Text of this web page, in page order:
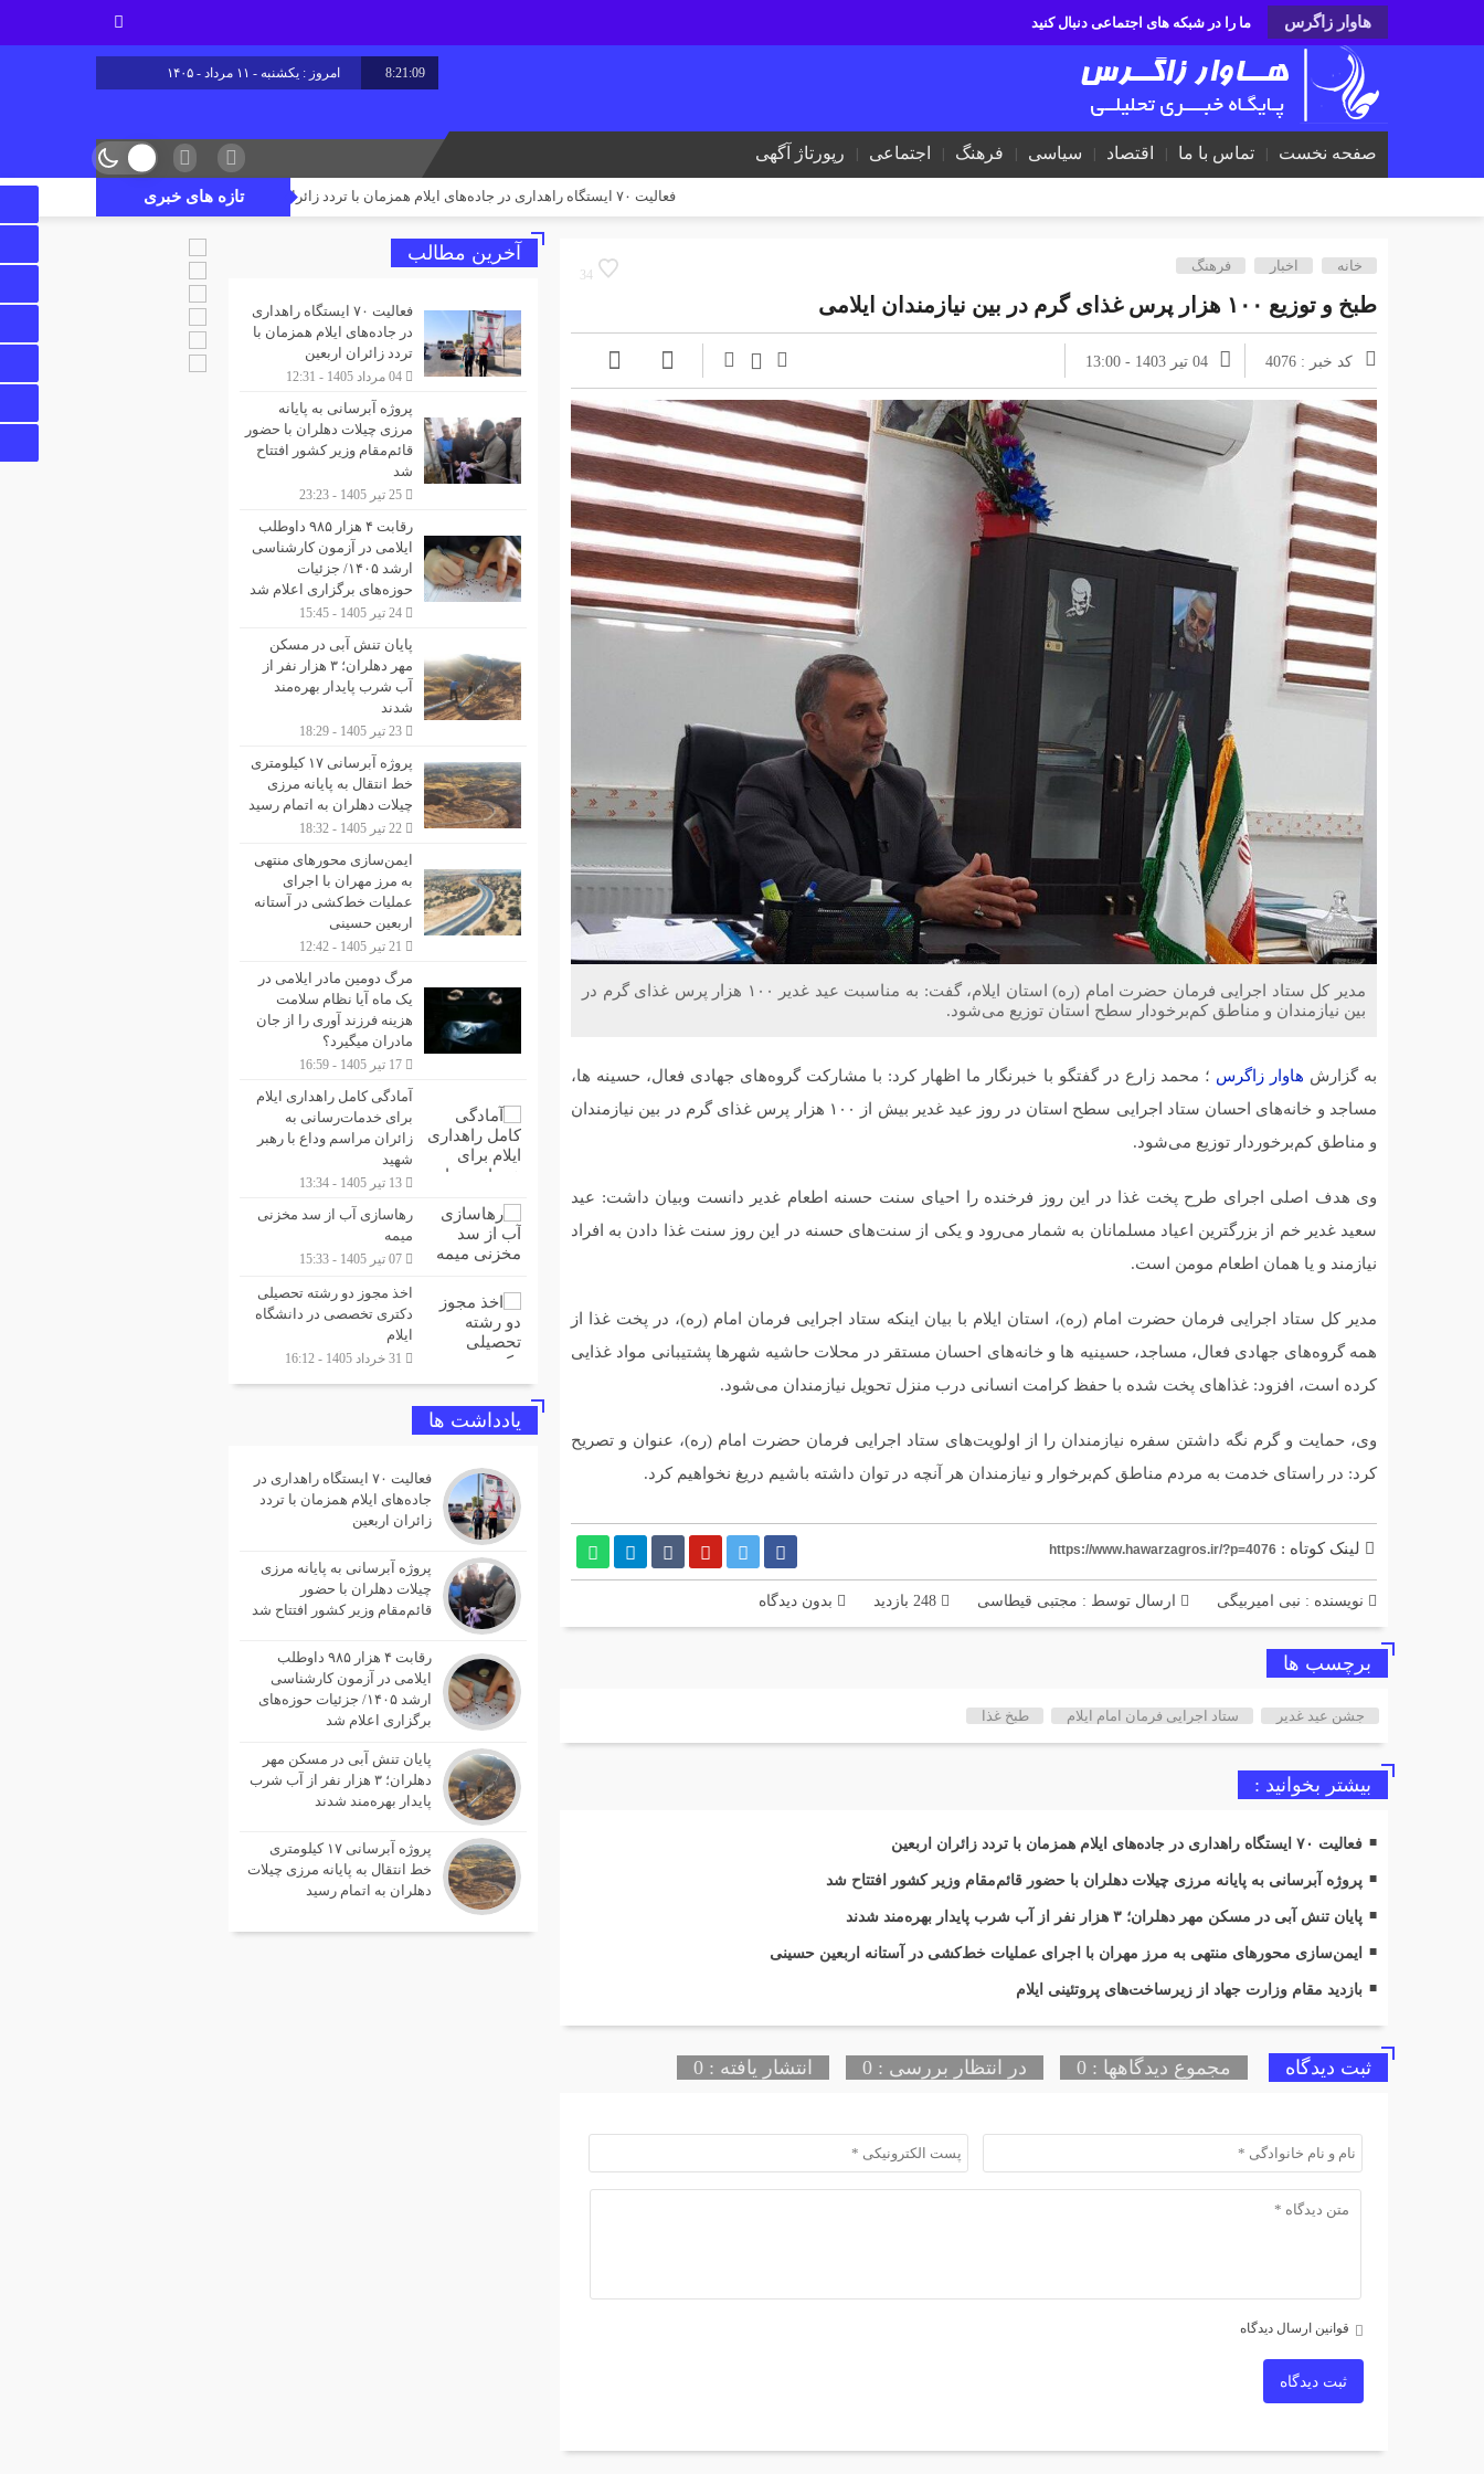
هاوار زاگرس ما را در شبکه های اجتماعی دنبال کنید
8:21:10 امروز : یکشنبه - ۱۱ مرداد - ۱۴۰۵
صفحه نخست تماس با ما اقتصاد سیاسی فرهنگ اجتماعی رپورتاژ آگهی
تازه های خبری
پروژه آبرسانی به پایانه مرزی چیلات
34
خانه اخبار فرهنگ
طبخ و توزیع ۱۰۰ هزار پرس غذای گرم در بین نیازمندان ایلامی
کد خبر : 4076 04 تیر 1403 - 13:00
مدیر کل ستاد اجرایی فرمان حضرت امام (ره) استان ایلام، گفت: به مناسبت عید غدیر ۱۰۰ هزار پرس غذای گرم در
بین نیازمندان و مناطق کم‌برخودار سطح استان توزیع می‌شود‌.
به گزارش هاوار زاگرس ؛ محمد زارع در گفتگو با خبرنگار ما اظهار کرد: با مشارکت گروه‌های جهادی فعال، حسینه ها،
مساجد و خانه‌های احسان ستاد اجرایی سطح استان در روز عید غدیر بیش از ۱۰۰ هزار پرس غذای گرم در بین نیازمندان
و مناطق کم‌برخوردار توزیع می‌شود.
وی هدف اصلی اجرای طرح پخت غذا در این روز فرخنده را احیای سنت حسنه اطعام غدیر دانست وبیان داشت: عید
سعید غدیر خم از بزرگترین اعیاد مسلمانان به شمار می‌رود و یکی از سنت‌های حسنه در این روز سنت غذا دادن به افراد
نیازمند و یا همان اطعام مومن است.
مدیر کل ستاد اجرایی فرمان حضرت امام (ره)، استان ایلام با بیان اینکه ستاد اجرایی فرمان امام (ره)، در پخت غذا از
همه گروه‌های جهادی فعال، مساجد، حسینیه ها و خانه‌های احسان مستقر در محلات حاشیه شهرها پشتیبانی مواد غذایی
کرده است، افزود: غذاهای پخت شده با حفظ کرامت انسانی درب منزل تحویل نیازمندان می‌شود.
وی، حمایت و گرم نگه داشتن سفره نیازمندان را از اولویت‌های ستاد اجرایی فرمان حضرت امام (ره)، عنوان و تصریح
کرد: در راستای خدمت به مردم مناطق کم‌برخوار و نیازمندان هر آنچه در توان داشته باشیم دریغ نخواهیم کرد.
لینک کوتاه : https://www.hawarzagros.ir/?p=4076
نویسنده : نبی امیربیگی ارسال توسط : مجتبی قیطاسی بدون دیدگاه
برچسب ها
جشن عید غدیر ستاد اجرایی فرمان امام ایلام طبخ غذا
بیشتر بخوانید :
فعالیت ۷۰ ایستگاه راهداری در جاده‌های ایلام همزمان با تردد زائران اربعین
پروژه آبرسانی به پایانه مرزی چیلات دهلران با حضور قائم‌مقام وزیر کشور افتتاح شد
پایان تنش آبی در مسکن مهر دهلران؛ ۳ هزار نفر از آب شرب پایدار بهره‌مند شدند
ایمن‌سازی محورهای منتهی به مرز مهران با اجرای عملیات خط‌کشی در آستانه اربعین حسینی
بازدید مقام وزارت جهاد از زیرساخت‌های پروتئینی ایلام
ثبت دیدگاه مجموع دیدگاهها : 0 در انتظار بررسی : 0 انتشار یافته : 0
قوانین ارسال دیدگاه
ثبت دیدگاه
آخرین مطالب
فعالیت ۷۰ ایستگاه راهداری
در جاده‌های ایلام همزمان با
تردد زائران اربعین
پروژه آبرسانی به پایانه
مرزی چیلات دهلران با حضور
قائم‌مقام وزیر کشور افتتاح
شد
رقابت ۴ هزار ۹۸۵ داوطلب
ایلامی در آزمون کارشناسی
ارشد ۱۴۰۵/ جزئیات
حوزه‌های برگزاری اعلام شد
پایان تنش آبی در مسکن
مهر دهلران؛ ۳ هزار نفر از
آب شرب پایدار بهره‌مند
شدند
پروژه آبرسانی ۱۷ کیلومتری
خط انتقال به پایانه مرزی
چیلات دهلران به اتمام رسید
ایمن‌سازی محورهای منتهی
به مرز مهران با اجرای
عملیات خط‌کشی در آستانه
اربعین حسینی
مرگ دومین مادر ایلامی در
یک ماه آیا نظام سلامت
هزینه فرزند آوری را از جان
مادران میگیرد؟
آمادگی کامل راهداری ایلام
برای خدمات‌رسانی به
زائران مراسم وداع با رهبر
شهید
رهاسازی آب از سد مخزنی
میمه
اخذ مجوز دو رشته تحصیلی
دکتری تخصصی در دانشگاه
ایلام
یادداشت ها
فعالیت ۷۰ ایستگاه راهداری در
جاده‌های ایلام همزمان با تردد
زائران اربعین
پروژه آبرسانی به پایانه مرزی
چیلات دهلران با حضور
قائم‌مقام وزیر کشور افتتاح شد
رقابت ۴ هزار ۹۸۵ داوطلب
ایلامی در آزمون کارشناسی
ارشد ۱۴۰۵/ جزئیات حوزه‌های
برگزاری اعلام شد
پایان تنش آبی در مسکن مهر
دهلران؛ ۳ هزار نفر از آب شرب
پایدار بهره‌مند شدند
پروژه آبرسانی ۱۷ کیلومتری
خط انتقال به پایانه مرزی چیلات
دهلران به اتمام رسید